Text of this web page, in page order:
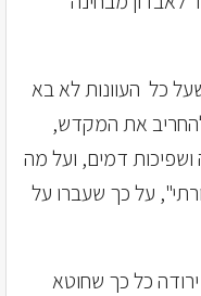
כל העוונות לא בא
את המקדש,
ושפיכות דמים, ועל מה
על כך שעברו על
כל כך שחוטא